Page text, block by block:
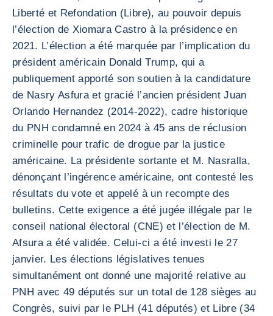
Liberté et Refondation (Libre), au pouvoir depuis
l’élection de Xiomara Castro à la présidence en
2021. L’élection a été marquée par l’implication du
président américain Donald Trump, qui a
publiquement apporté son soutien à la candidature
de Nasry Asfura et gracié l’ancien président Juan
Orlando Hernandez (2014-2022), cadre historique
du PNH condamné en 2024 à 45 ans de réclusion
criminelle pour trafic de drogue par la justice
américaine. La présidente sortante et M. Nasralla,
dénonçant l’ingérence américaine, ont contesté les
résultats du vote et appelé à un recompte des
bulletins. Cette exigence a été jugée illégale par le
conseil national électoral (CNE) et l’élection de M.
Afsura a été validée. Celui-ci a été investi le 27
janvier. Les élections législatives tenues
simultanément ont donné une majorité relative au
PNH avec 49 députés sur un total de 128 sièges au
Congrès, suivi par le PLH (41 députés) et Libre (34